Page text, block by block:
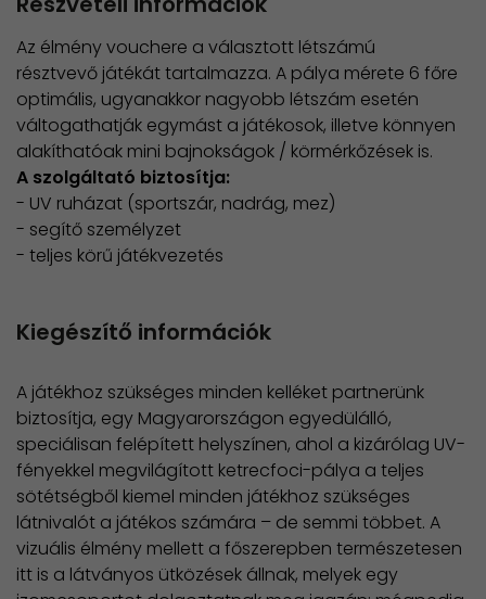
Az élmény vouchere a választott létszámú
résztvevő játékát tartalmazza. A pálya mérete 6 főre
optimális, ugyanakkor nagyobb létszám esetén
váltogathatják egymást a játékosok, illetve könnyen
alakíthatóak mini bajnokságok / körmérkőzések is.
A szolgáltató biztosítja:
- UV ruházat (sportszár, nadrág, mez)
- segítő személyzet
- teljes körű játékvezetés
Kiegészítő információk
A játékhoz szükséges minden kelléket partnerünk
biztosítja, egy Magyarországon egyedülálló,
speciálisan felépített helyszínen, ahol a kizárólag UV-
fényekkel megvilágított ketrecfoci-pálya a teljes
sötétségből kiemel minden játékhoz szükséges
látnivalót a játékos számára – de semmi többet. A
vizuális élmény mellett a főszerepben természetesen
itt is a látványos ütközések állnak, melyek egy